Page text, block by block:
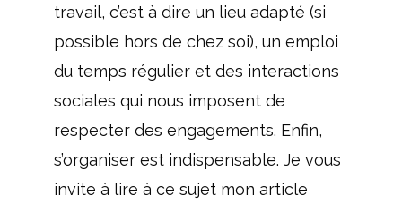
travail, c’est à dire un lieu adapté (si
possible hors de chez soi), un emploi
du temps régulier et des interactions
sociales qui nous imposent de
respecter des engagements. Enfin,
s’organiser est indispensable. Je vous
invite à lire à ce sujet mon article